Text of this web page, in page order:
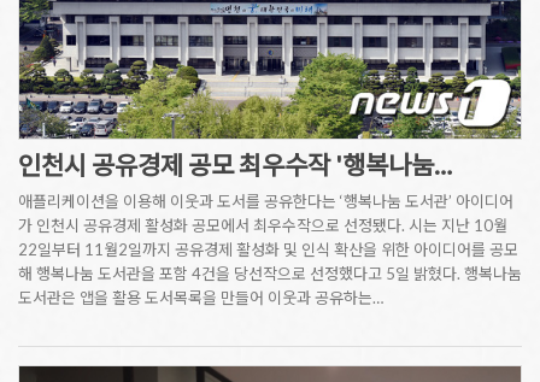
인천시 공유경제 공모 최우수작 '행복나눔…
애플리케이션을 이용해 이웃과 도서를 공유한다는 ‘행복나눔 도서관’ 아이디어
가 인천시 공유경제 활성화 공모에서 최우수작으로 선정됐다. 시는 지난 10월
22일부터 11월2일까지 공유경제 활성화 및 인식 확산을 위한 아이디어를 공모
해 행복나눔 도서관을 포함 4건을 당선작으로 선정했다고 5일 밝혔다. 행복나눔
도서관은 앱을 활용 도서목록을 만들어 이웃과 공유하는…